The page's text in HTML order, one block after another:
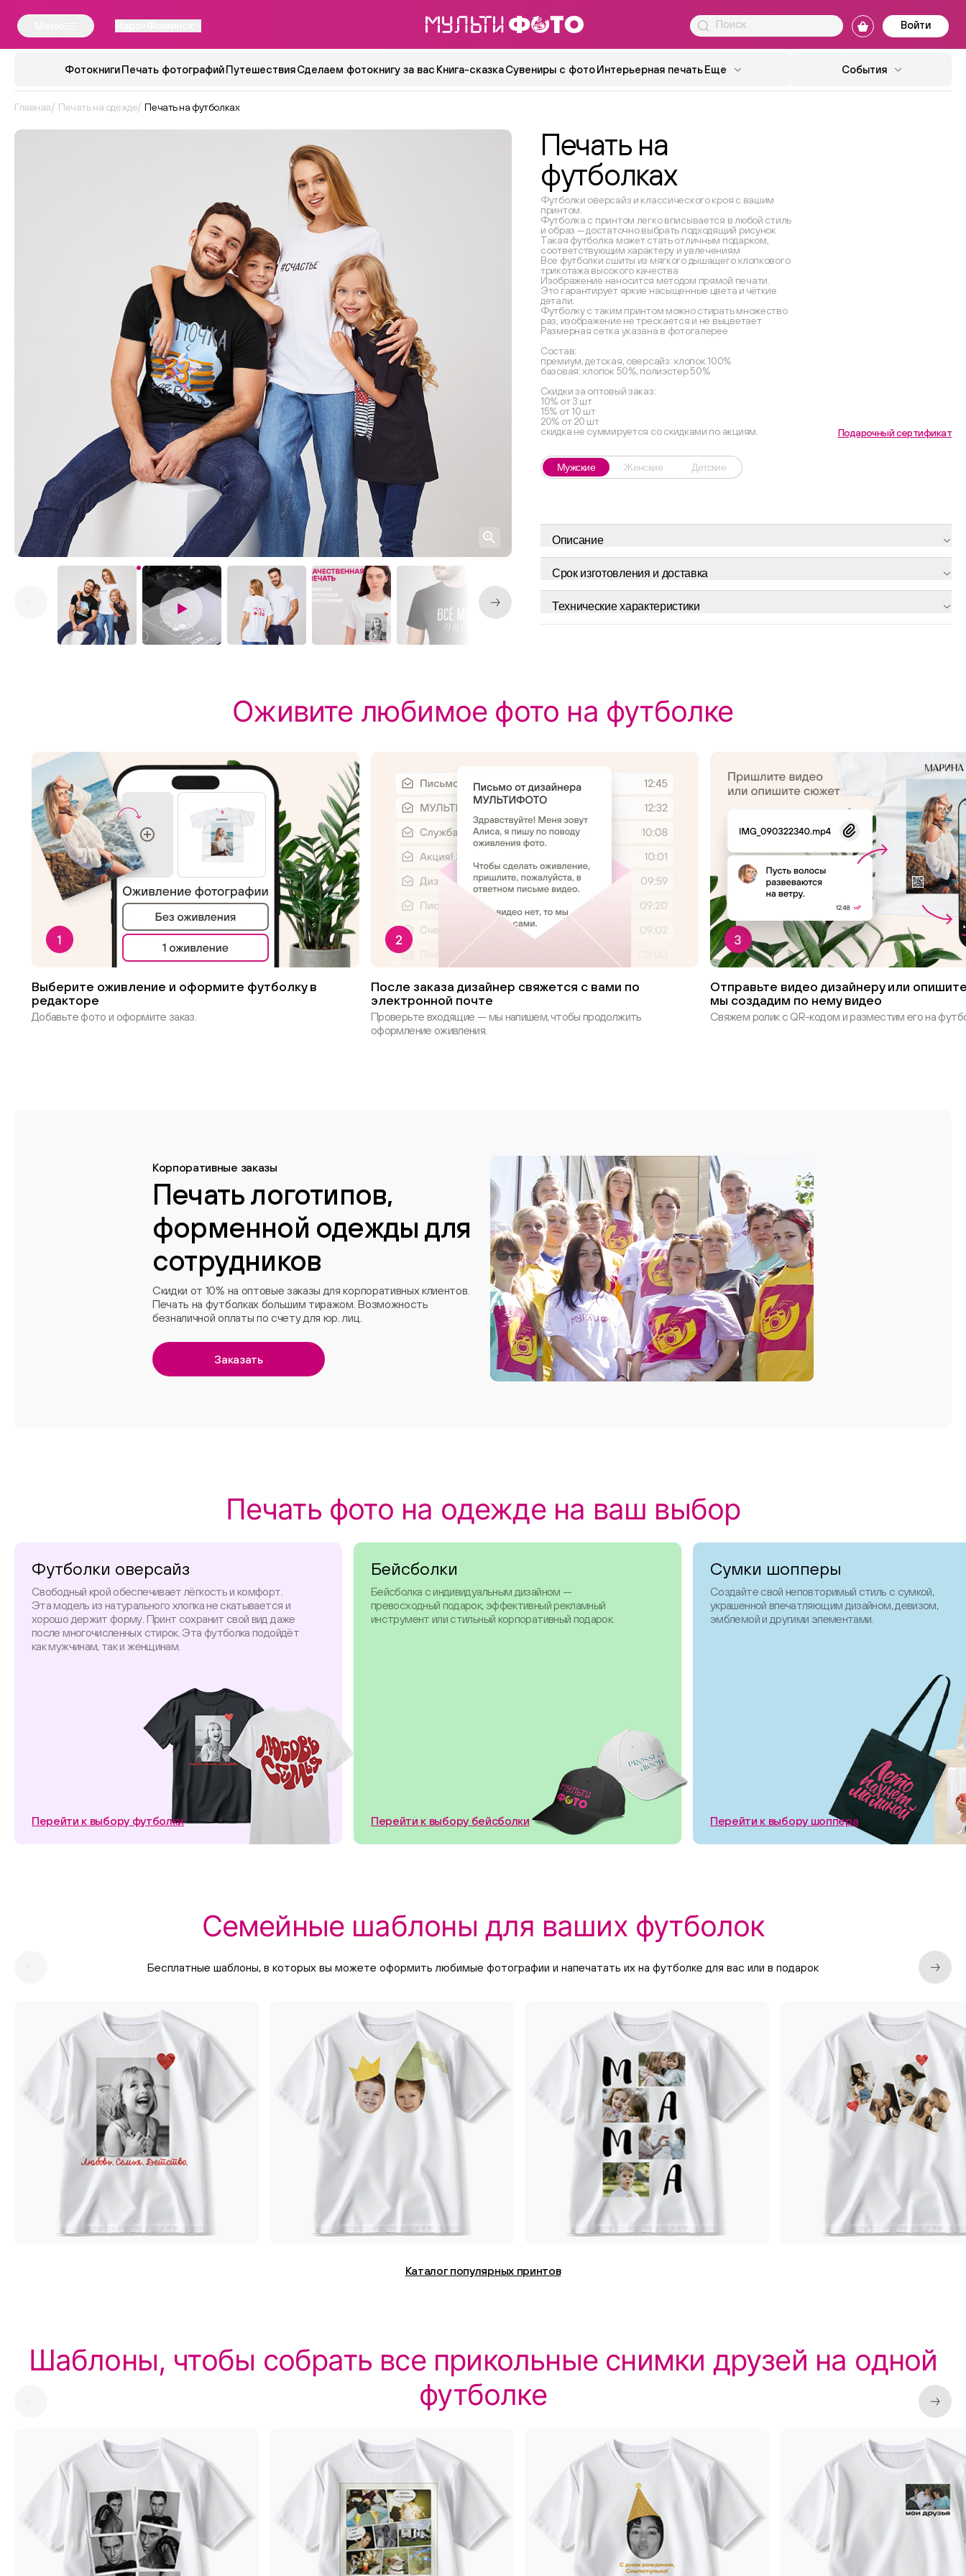
Войти
Фотокниги Печать фотографий Путешествия Сделаем фотокнигу за вас Книга-сказка Сувениры с фото Интерьерная печать Еще События
Главная Печать на одежде Печать на футболках
Печать на
футболках
Футболки оверсайз и классического кроя с вашим
принтом.
Футболка с принтом легко вписывается в любой стиль
и образ — достаточно выбрать подходящий рисунок
Такая футболка может стать отличным подарком,
соответствующим характеру и увлечениям
Все футболки сшиты из мягкого дышащего хлопкового
трикотажа высокого качества
Изображение наносится методом прямой печати.
Это гарантирует яркие насыщенные цвета и чёткие
детали.
Футболку с таким принтом можно стирать множество
раз, изображение не трескается и не выцветает
Размерная сетка указана в фотогалерее
Состав:
премиум, детская, оверсайз: хлопок 100%
базовая: хлопок 50%, полиэстер 50%
Скидки за оптовый заказ:
10% от 3 шт
15% от 10 шт
20% от 20 шт
скидка не суммируется со скидками по акциям.
Подарочный сертификат
Мужские Женские Детские
Описание
Срок изготовления и доставка
Технические характеристики
Оживите любимое фото на футболке
Выберите оживление и оформите футболку в
редакторе
Добавьте фото и оформите заказ.
После заказа дизайнер свяжется с вами по
электронной почте
Проверьте входящие — мы напишем, чтобы продолжить
оформление оживления.
Отправьте видео дизайнеру или
мы создадим по нему видео
Свяжем ролик с QR-кодом и разместим его на
Корпоративные заказы
Печать логотипов,
форменной одежды для
сотрудников
Скидки от 10% на оптовые заказы для корпоративных клиентов.
Печать на футболках большим тиражом. Возможность
безналичной оплаты по счету для юр. лиц.
Заказать
Печать фото на одежде на ваш выбор
Футболки оверсайз
Свободный крой обеспечивает лёгкость и комфорт.
Эта модель из натурального хлопка не скатывается и
хорошо держит форму. Принт сохранит свой вид даже
после многочисленных стирок. Эта футболка подойдёт
как мужчинам, так и женщинам.
Перейти к выбору футболки
Бейсболки
Бейсболка с индивидуальным дизайном —
превосходный подарок, эффективный рекламный
инструмент или стильный корпоративный подарок.
Перейти к выбору бейсболки
Сумки шопперы
Создайте свой неповторимый стиль с сумкой,
украшенной впечатляющим дизайном, девизом,
эмблемой и другими элементами.
Перейти к выбору шоппера
Семейные шаблоны для ваших футболок
Бесплатные шаблоны, в которых вы можете оформить любимые фотографии и напечатать их на футболке для вас или в подарок
Каталог популярных принтов
Шаблоны, чтобы собрать все прикольные снимки друзей на одной
футболке